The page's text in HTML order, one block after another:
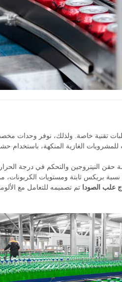
للمشروبات الغازية المنكهة،
علب الصودا تم تصميمه للتعامل مع